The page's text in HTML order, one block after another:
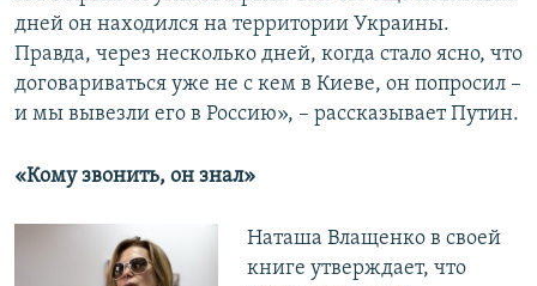
дней он находился на территории Украины.
Правда, через несколько дней, когда стало ясно, что
договариваться уже не с кем в Киеве, он попросил –
и мы вывезли его в Россию», – рассказывает Путин.
«Кому звонить, он знал»
​Наташа Влащенко в своей
книге утверждает, что